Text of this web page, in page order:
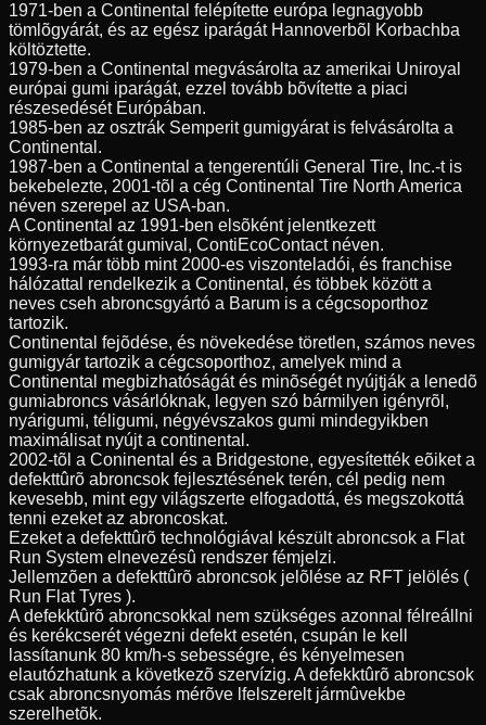
1971-ben a Continental felépítette európa legnagyobb
tömlõgyárát, és az egész iparágát Hannoverbõl Korbachba
költöztette.
1979-ben a Continental megvásárolta az amerikai Uniroyal
európai gumi iparágát, ezzel tovább bõvítette a piaci
részesedését Európában.
1985-ben az osztrák Semperit gumigyárat is felvásárolta a
Continental.
1987-ben a Continental a tengerentúli General Tire, Inc.-t is
bekebelezte, 2001-tõl a cég Continental Tire North America
néven szerepel az USA-ban.
A Continental az 1991-ben elsõként jelentkezett
környezetbarát gumival, ContiEcoContact néven.
1993-ra már több mint 2000-es viszonteladói, és franchise
hálózattal rendelkezik a Continental, és többek között a
neves cseh abroncsgyártó a Barum is a cégcsoporthoz
tartozik.
Continental fejõdése, és növekedése töretlen, számos neves
gumigyár tartozik a cégcsoporthoz, amelyek mind a
Continental megbizhatóságát és minõségét nyújtják a lenedõ
gumiabroncs vásárlóknak, legyen szó bármilyen igényrõl,
nyárigumi, téligumi, négyévszakos gumi mindegyikben
maximálisat nyújt a continental.
2002-tõl a Coninental és a Bridgestone, egyesítették eõiket a
defekttûrõ abroncsok fejlesztésének terén, cél pedig nem
kevesebb, mint egy világszerte elfogadottá, és megszokottá
tenni ezeket az abroncoskat.
Ezeket a defekttûrõ technológiával készült abroncsok a Flat
Run System elnevezésû rendszer fémjelzi.
Jellemzõen a defekttûrõ abroncsok jelõlése az RFT jelölés (
Run Flat Tyres ).
A defekktûrõ abroncsokkal nem szükséges azonnal félreállni
és kerékcserét végezni defekt esetén, csupán le kell
lassítanunk 80 km/h-s sebességre, és kényelmesen
elautózhatunk a következõ szervízig. A defekktûrõ abroncsok
csak abroncsnyomás mérõve lfelszerelt jármûvekbe
szerelhetõk.